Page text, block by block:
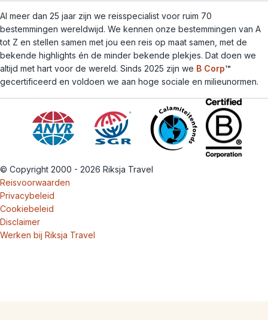
Al meer dan 25 jaar zijn we reisspecialist voor ruim 70
bestemmingen wereldwijd. We kennen onze bestemmingen van A
tot Z en stellen samen met jou een reis op maat samen, met de
bekende highlights én de minder bekende plekjes. Dat doen we
altijd met hart voor de wereld. Sinds 2025 zijn we B Corp™
gecertificeerd en voldoen we aan hoge sociale en milieunormen.
© Copyright 2000 - 2026 Riksja Travel
Reisvoorwaarden
Privacybeleid
Cookiebeleid
Disclaimer
Werken bij Riksja Travel